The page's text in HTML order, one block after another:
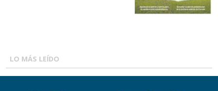
LO MÁS LEÍDO